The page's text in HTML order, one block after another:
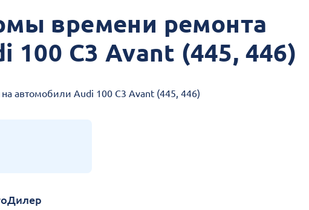
времени ремонта
100 C3 Avant (445, 446)
автомобили Audi 100 C3 Avant (445, 446)